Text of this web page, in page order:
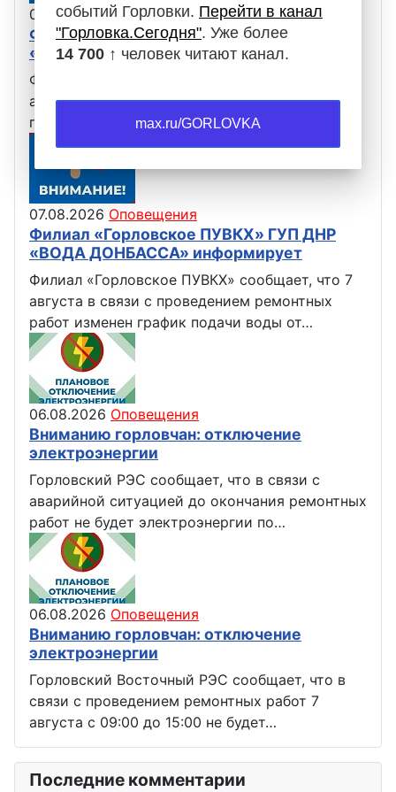
07.08.2026 Оповещения
Филиал «Горловское ПУВКХ» ГУП ДНР
«ВОДА ДОНБАССА» информирует
Филиал «Горловское ПУВКХ» сообщает, что 8
августа с 04:00 до 10:00 в связи с изменением
графика работы фильтровальной…
07.08.2026 Оповещения
Филиал «Горловское ПУВКХ» ГУП ДНР
«ВОДА ДОНБАССА» информирует
Филиал «Горловское ПУВКХ» сообщает, что 7
августа в связи с проведением ремонтных
работ изменен график подачи воды от…
06.08.2026 Оповещения
Вниманию горловчан: отключение
электроэнергии
Горловский РЭС сообщает, что в связи с
аварийной ситуацией до окончания ремонтных
работ не будет электроэнергии по…
06.08.2026 Оповещения
Вниманию горловчан: отключение
электроэнергии
Горловский Восточный РЭС сообщает, что в
связи с проведением ремонтных работ 7
августа с 09:00 до 15:00 не будет…
Последние комментарии
событий Горловки. Перейти в канал
"Горловка.Сегодня". Уже более
14 700 ↑ человек читают канал.
max.ru/GORLOVKA